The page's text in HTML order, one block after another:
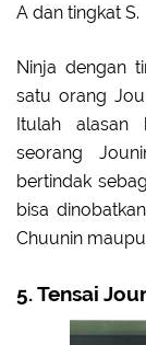
A dan tingkat S.
Ninja dengan
satu orang
Itulah alasan
seorang
bertindak
bisa
Chuunin
5. Tensai